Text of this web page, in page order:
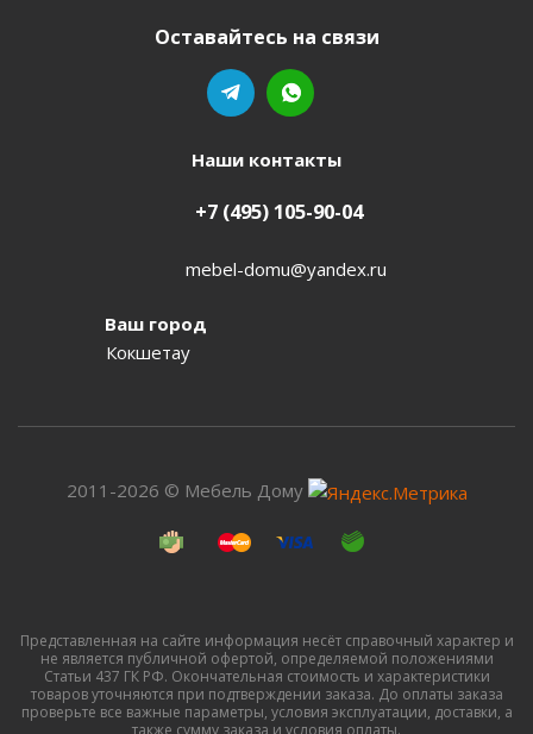
Оставайтесь на связи
Наши контакты
+7 (495) 105-90-04
mebel-domu@yandex.ru
Ваш город
Кокшетау
2011-2026 © Мебель Дому
Представленная на сайте информация несёт справочный характер и
не является публичной офертой, определяемой положениями
Статьи 437 ГК РФ. Окончательная стоимость и характеристики
товаров уточняются при подтверждении заказа. До оплаты заказа
проверьте все важные параметры, условия эксплуатации, доставки, а
также сумму заказа и условия оплаты.